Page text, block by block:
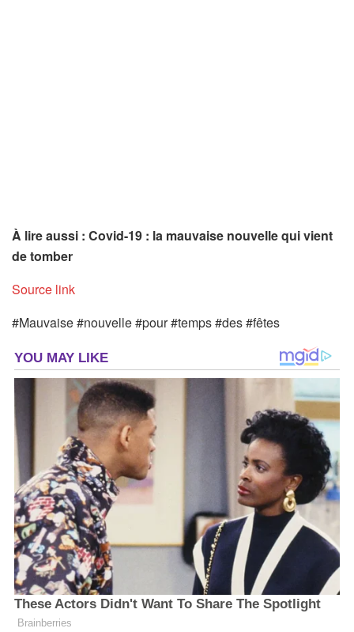
À lire aussi : Covid-19 : la mauvaise nouvelle qui vient
de tomber
Source link
#Mauvaise #nouvelle #pour #temps #des #fêtes